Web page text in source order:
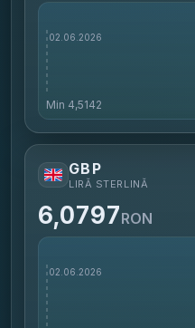
Min 4,5142
GBP
LIRĂ STERLINĂ
6,0797RON